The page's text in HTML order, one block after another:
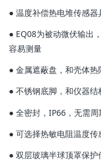
● 温度补偿热电堆传感
● EQ08为被动微伏输出
容易测量
● 金属遮蔽盘，和壳体热
● 不锈钢底脚，和仪器结
● 全密封，IP66，无需
● 可选择热敏电阻温度传
● 双层玻璃半球顶罩保